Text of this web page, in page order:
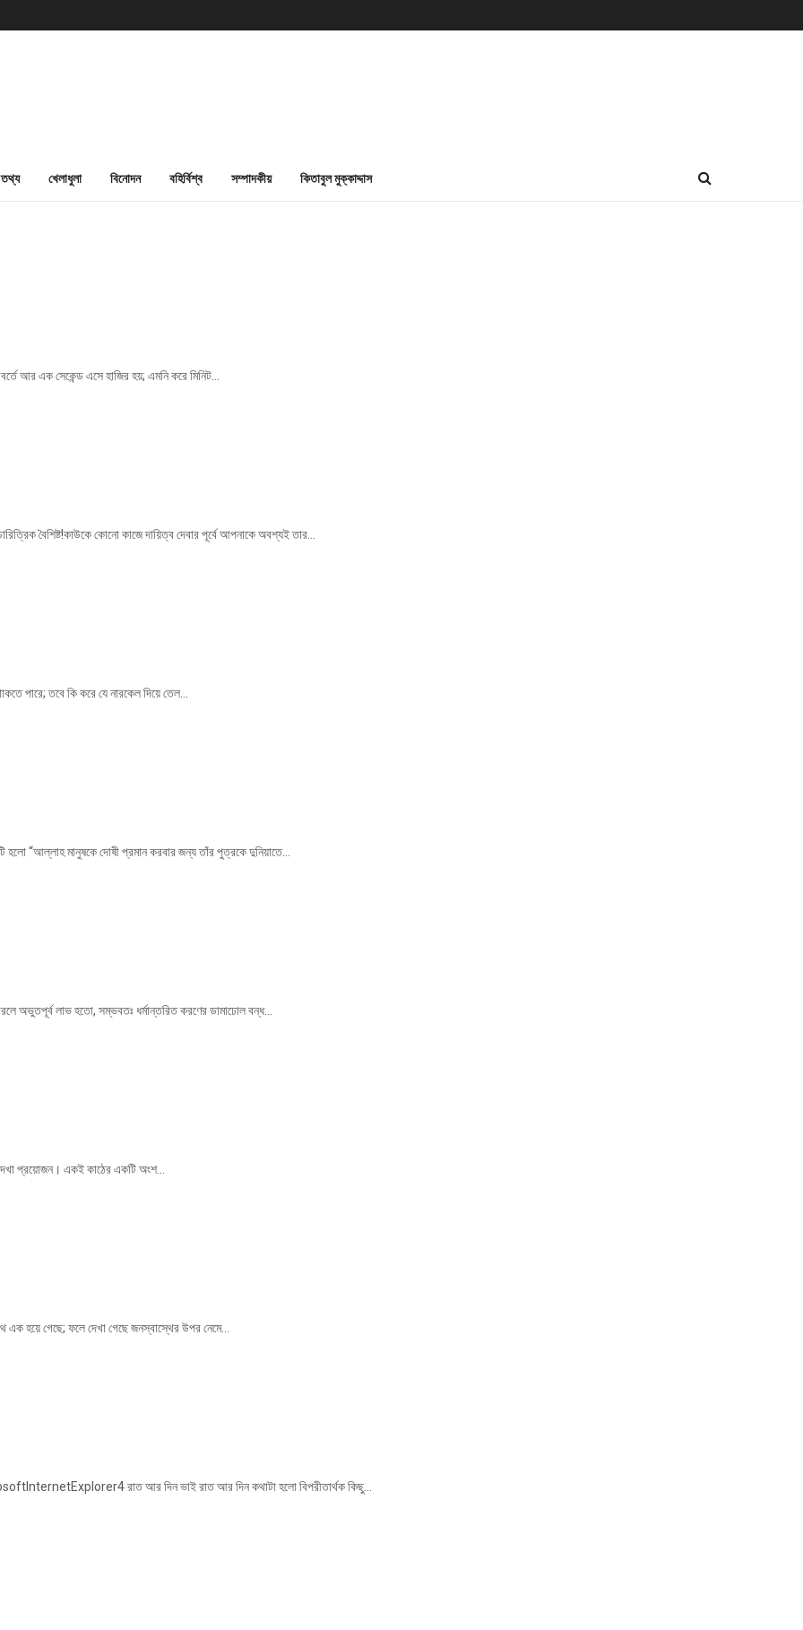
তথ্য খেলাধুলা বিনোদন বহির্বিশ্ব সম্পাদকীয় কিতাবুল মুক্কাদ্দাস
আর এক সেকেন্ড এসে হাজির হয়; এমনি করে মিনিট...
বৈশিষ্ট!কাউকে কোনো কাজে দায়িত্ব দেবার পূর্বে আপনাকে অবশ্যই তার...
পারে; তবে কি করে যে নারকেল দিয়ে তেল...
“আল্লাহ মানুষকে দোষী প্রমান করবার জন্য তাঁর পুত্রকে দুনিয়াতে...
অভুতপূর্ব লাভ হতো, সম্ভবতঃ ধর্মান্তরিত করণের ডামাঢোল বন্ধ...
প্রয়োজন। একই কাঠের একটি অংশ...
এক হয়ে গেছে; ফলে দেখা গেছে জনস্বাস্থের উপর নেমে...
রাত আর দিন ভাই রাত আর দিন কথাটা হলো বিপরীতার্থক কিছু...